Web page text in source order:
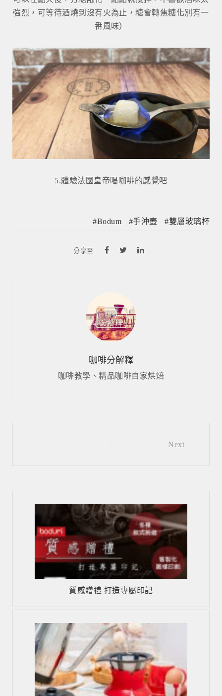
強烈，可等待酒燒到沒有火為止，糖會轉焦糖化別有一
番風味）
5.體驗法國皇帝喝咖啡的感覺吧
Bodum 手沖壺 雙層玻璃杯
分享至
咖啡分解釋
咖啡教學、精品咖啡自家烘焙
Next
質感贈禮 打造專屬印記